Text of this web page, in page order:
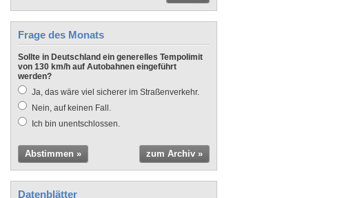
Frage des Monats
Sollte in Deutschland ein generelles Tempolimit
von 130 km/h auf Autobahnen eingeführt
werden?
Ja, das wäre viel sicherer im Straßenverkehr.
Nein, auf keinen Fall.
Ich bin unentschlossen.
Abstimmen » zum Archiv »
Datenblätter